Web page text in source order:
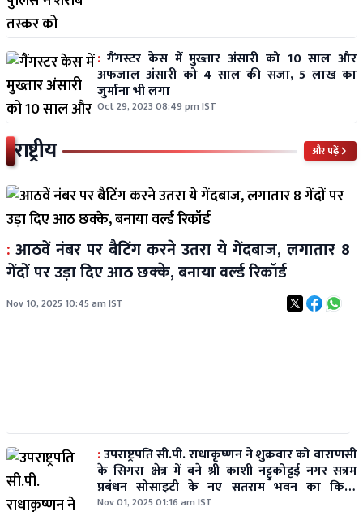
: गैंगस्टर केस में मुख्तार अंसारी को 10 साल और
अफजाल अंसारी को 4 साल की सजा, 5 लाख का
जुर्माना भी लगा
Oct 29, 2023 08:49 pm IST
राष्ट्रीय और पढ़ें
: आठवें नंबर पर बैटिंग करने उतरा ये गेंदबाज, लगातार 8
गेंदों पर उड़ा दिए आठ छक्के, बनाया वर्ल्ड रिकॉर्ड
Nov 10, 2025 10:45 am IST
:उपराष्ट्रपति सी.पी. राधाकृष्णन ने शुक्रवार को वाराणसी
के सिगरा क्षेत्र में बने श्री काशी नट्टुकोट्टई नगर सत्रम
प्रबंधन सोसाइटी के नए सतराम भवन का किया
उद्घाटन
Nov 01, 2025 01:16 am IST